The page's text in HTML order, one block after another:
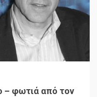
– φωτιά από τον